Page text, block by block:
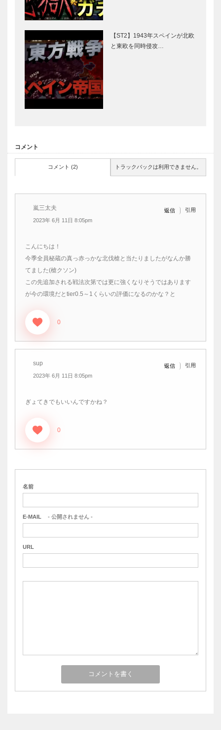
【ST2】1943年スペインが北欧
と東欧を同時侵攻…
コメント
コメント (2) トラックバックは利用できません。
嵐三太夫
2023年 6月 11日 8:05pm
返信 引用
こんにちは！
今季全員秘蔵の真っ赤っかな北伐槍と当たりましたがなんか勝
てました(槍クソン)
この先追加される戦法次第では更に強くなりそうではあります
が今の環境だとtier0.5～1くらいの評価になるのかな？と
0
sup
2023年 6月 11日 8:05pm
返信 引用
ぎょてきでもいいんですかね？
0
名前
E-MAIL - 公開されません -
URL